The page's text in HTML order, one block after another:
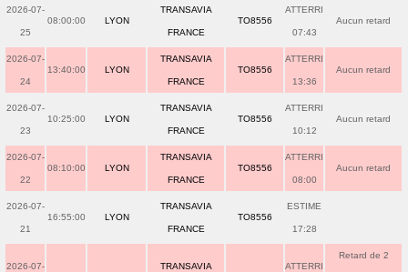
2026-07-
25
08:00:00 LYON
TRANSAVIA
FRANCE
TO8556
ATTERRI
07:43
Aucun retard
2026-07-
24
13:40:00 LYON
TRANSAVIA
FRANCE
TO8556
ATTERRI
13:36
Aucun retard
2026-07-
23
10:25:00 LYON
TRANSAVIA
FRANCE
TO8556
ATTERRI
10:12
Aucun retard
2026-07-
22
08:10:00 LYON
TRANSAVIA
FRANCE
TO8556
ATTERRI
08:00
Aucun retard
2026-07-
21
16:55:00 LYON
TRANSAVIA
FRANCE
TO8556
ESTIME
17:28
2026-07- TRANSAVIA ATTERRI
Retard de 2